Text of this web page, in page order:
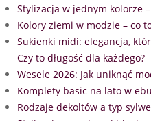
Stylizacja w jednym kolorze
Kolory ziemi w modzie – co
Sukienki midi: elegancja,
Czy to długość dla każdego?
Wesele 2026: Jak uniknąć
Komplety basic na lato w
Rodzaje dekoltów a typ